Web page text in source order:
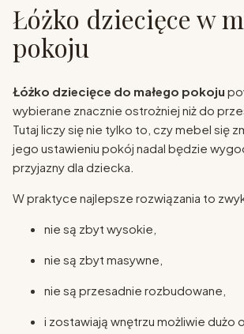
Łóżko dziecięce w
pokoju
Łóżko dziecięce do małego pokoju
wybierane znacznie ostrożniej niż do
Tutaj liczy się nie tylko to, czy mebel się
jego ustawieniu pokój nadal będzie
przyjazny dla dziecka.
W praktyce najlepsze rozwiązania to
nie są zbyt wysokie,
nie są zbyt masywne,
nie są przesadnie rozbudowane,
i zostawiają wnętrzu możliwie dużo